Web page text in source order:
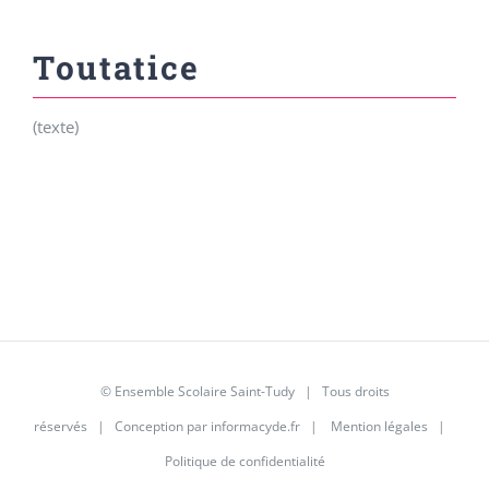
Toutatice
(texte)
© Ensemble Scolaire Saint-Tudy | Tous droits
réservés | Conception par informacyde.fr | Mention légales |
Politique de confidentialité